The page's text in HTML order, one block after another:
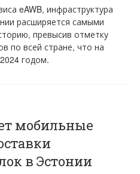
eAWB, инфраструктура
расширяется самыми
превысив отметку
по всей стране, что на
годом.
мобильные
в Эстонии